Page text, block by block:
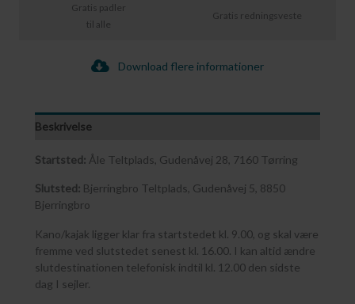
Gratis redningsveste
Gratis padler
til alle
Download flere informationer
Beskrivelse
Startsted: Åle Teltplads, Gudenåvej 28, 7160 Tørring
Slutsted: Bjerringbro Teltplads, Gudenåvej 5, 8850
Bjerringbro
Kano/kajak ligger klar fra startstedet kl. 9.00, og skal være
fremme ved slutstedet senest kl. 16.00. I kan altid ændre
slutdestinationen telefonisk indtil kl. 12.00 den sidste
dag I sejler.